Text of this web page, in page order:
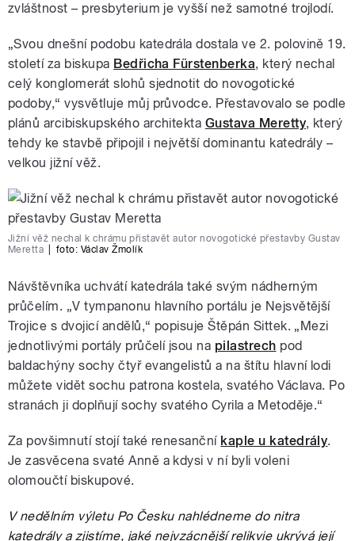
zvláštnost – presbyterium je vyšší než samotné trojlodí.
„Svou dnešní podobu katedrála dostala ve 2. polovině 19.
století za biskupa Bedřicha Fürstenberka, který nechal
celý konglomerát slohů sjednotit do novogotické
podoby,“ vysvětluje můj průvodce. Přestavovalo se podle
plánů arcibiskupského architekta Gustava Meretty, který
tehdy ke stavbě připojil i největší dominantu katedrály –
velkou jižní věž.
Jižní věž nechal k chrámu přistavět autor novogotické přestavby Gustav
Meretta
foto: Václav Žmolík
Návštěvníka uchvátí katedrála také svým nádherným
průčelím. „V tympanonu hlavního portálu je Nejsvětější
Trojice s dvojicí andělů,“ popisuje Štěpán Sittek. „Mezi
jednotlivými portály průčelí jsou na pilastrech pod
baldachýny sochy čtyř evangelistů a na štítu hlavní lodi
můžete vidět sochu patrona kostela, svatého Václava. Po
stranách ji doplňují sochy svatého Cyrila a Metoděje.“
Za povšimnutí stojí také renesanční kaple u katedrály.
Je zasvěcena svaté Anně a kdysi v ní byli voleni
olomoučtí biskupové.
V nedělním výletu Po Česku nahlédneme do nitra
katedrály a zjistíme, jaké nejvzácnější relikvie ukrývá její